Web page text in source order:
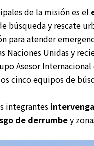
de la misión es el
búsqueda y rescate
para atender
Naciones Unidas y
Asesor
cinco equipos de
integrantes
de derrumbey